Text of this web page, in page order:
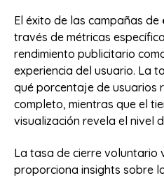
El éxito de las campañas de
través de métricas
rendimiento publicitario
experiencia del usuario. La
qué porcentaje de usuarios
completo, mientras que el
visualización revela el nivel
La tasa de cierre voluntario
proporciona insights sobre